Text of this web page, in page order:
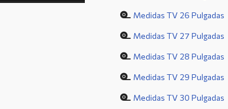
Medidas TV 26 Pulgadas
Medidas TV 27 Pulgadas
Medidas TV 28 Pulgadas
Medidas TV 29 Pulgadas
Medidas TV 30 Pulgadas